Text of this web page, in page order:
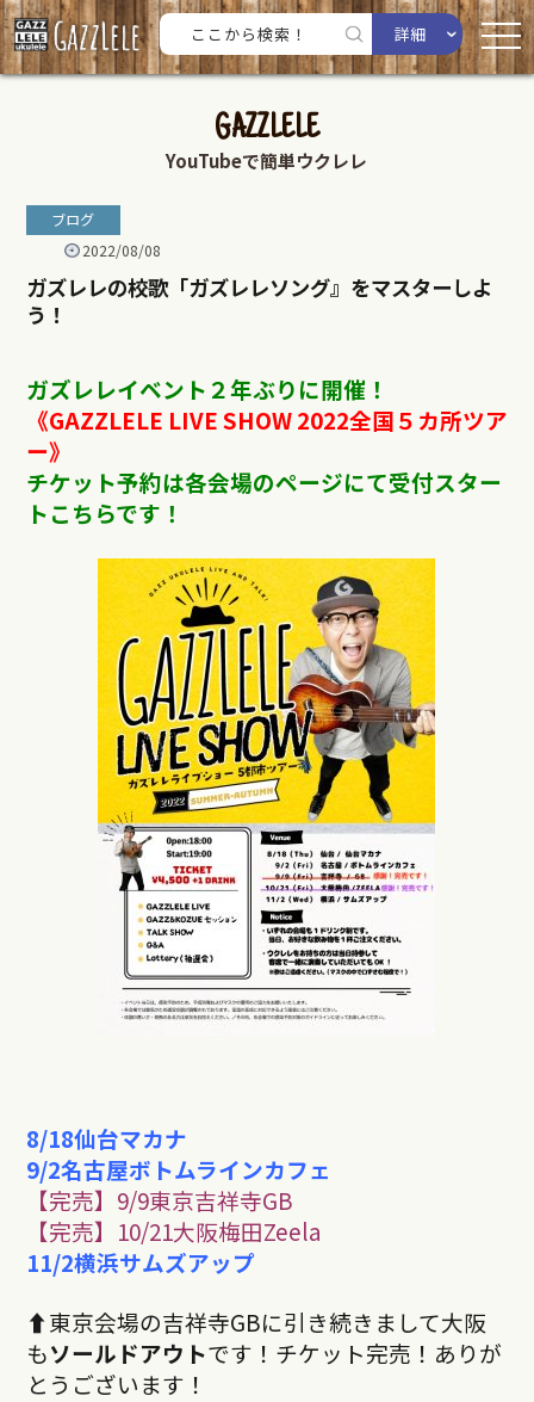
詳細
GAZZLELE
YouTubeで簡単ウクレレ
ブログ
2022/08/08
ガズレレの校歌「ガズレレソング』をマスターしよ
う！
ガズレレイベント２年ぶりに開催！
《GAZZLELE LIVE SHOW 2022全国５カ所ツア
ー》
チケット予約は各会場のページにて受付スター
トこちらです！
8/18仙台マカナ
9/2名古屋ボトムラインカフェ
【完売】9/9東京吉祥寺GB
【完売】10/21大阪梅田Zeela
11/2横浜サムズアップ
⬆︎東京会場の吉祥寺GBに引き続きまして大阪
もソールドアウトです！チケット完売！ありが
とうございます！